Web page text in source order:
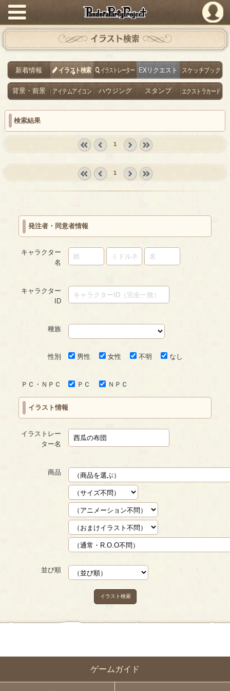
PandoraPartyProject
ゲームガイド
イラスト検索
新着情報 イラスト検索 イラストレーター EXリクエスト スケッチブック
背景・前景 アイテムアイコン ハウジング スタンプ エクストラカード
検索結果
prev
1
1
発注者・同意者情報
キャラクター
名
キャラクター
ID
種族
性別 男性 女性 不明 なし
ＰＣ・ＮＰＣ ＰＣ ＮＰＣ
イラスト情報
イラストレー
ター名
商品
並び順
イラスト検索